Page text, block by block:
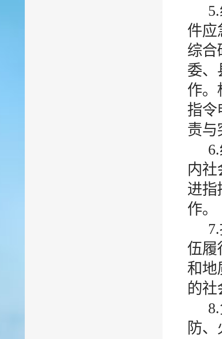
件应
综合
委、
作。
指令
责与
内
进指
作。
伍履
和地
的社
防